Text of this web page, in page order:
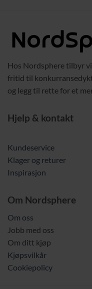
Hos Nordsphere tilbyr
fritid til
og legg til rette for et
Hjelp & kontakt
Kundeservice
Klager og returer
Inspirasjon
Om Nordsphere
Om oss
Jobb med oss
Om ditt kjøp
Kjøpsvilkår
Cookiepolicy